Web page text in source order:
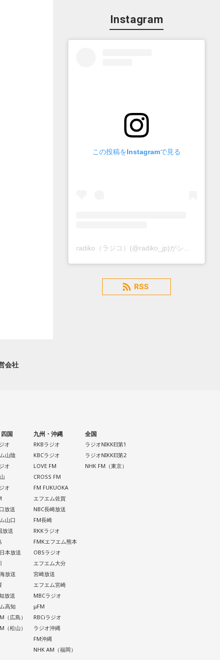
Instagram
この投稿をInstagramで見る
radiko（ラジコ）(@radiko_jp)がシェアした投稿
RSS
会社
国
オ
山陰
オ
オ
放送
山口
放送
本放送
放送
放送
高知
（広島）
（松山）
九州・沖縄
RKBラジオ
KBCラジオ
LOVE FM
CROSS FM
FM FUKUOKA
エフエム佐賀
NBC長崎放送
FM長崎
RKKラジオ
FMKエフエム熊本
OBSラジオ
エフエム大分
宮崎放送
エフエム宮崎
MBCラジオ
μFM
RBCiラジオ
ラジオ沖縄
FM沖縄
NHK AM（福岡）
全国
ラジオNIKKEI第1
ラジオNIKKEI第2
NHK FM（東京）